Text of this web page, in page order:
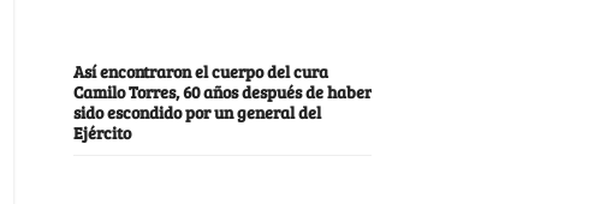
Así encontraron el cuerpo del cura
Camilo Torres, 60 años después de haber
sido escondido por un general del
Ejército